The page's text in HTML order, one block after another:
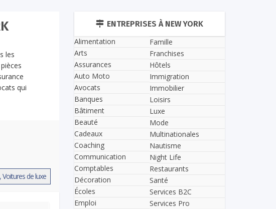
les
qui
de luxe
ENTREPRISES À NEW YORK
Alimentation
Arts
Assurances
Auto Moto
Avocats
Banques
Bâtiment
Beauté
Cadeaux
Coaching
Communication
Comptables
Décoration
Écoles
Emploi
Famille
Franchises
Hôtels
Immigration
Immobilier
Loisirs
Luxe
Mode
Multinationales
Nautisme
Night Life
Restaurants
Santé
Services B2C
Services Pro